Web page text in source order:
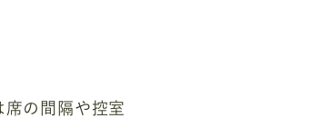
の間隔や控室